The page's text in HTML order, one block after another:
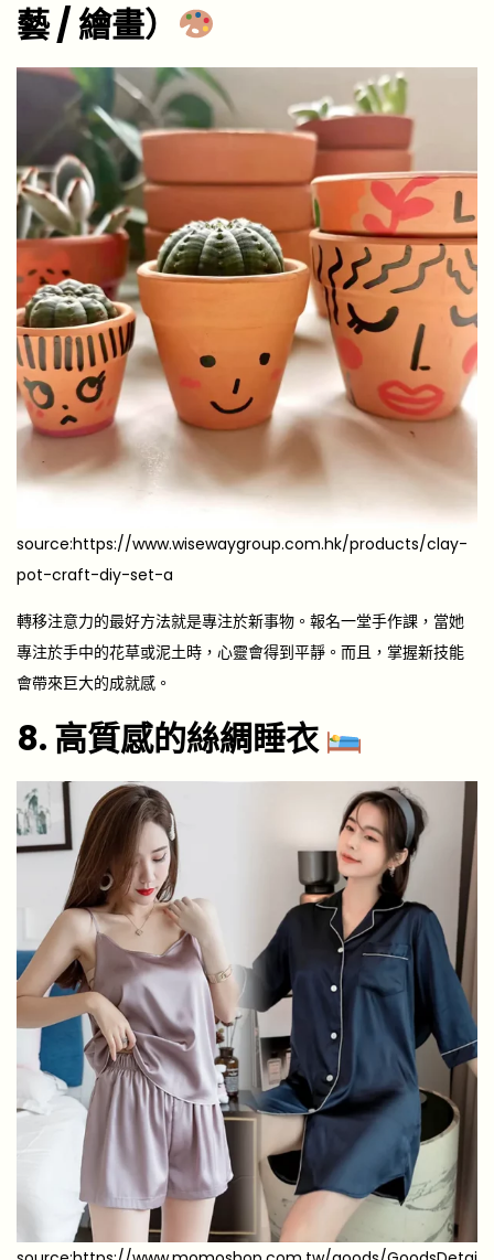
藝 / 繪畫）
source:https://www.wisewaygroup.com.hk/products/clay-
pot-craft-diy-set-a
轉移注意力的最好方法就是專注於新事物。報名一堂手作課，當她
專注於手中的花草或泥土時，心靈會得到平靜。而且，掌握新技能
會帶來巨大的成就感。
8. 高質感的絲綢睡衣